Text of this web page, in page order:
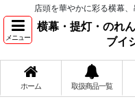
店頭を華やかに彩る横幕
メニュー
横幕・提灯・のれ
ブイ
ホーム 取扱商品一覧